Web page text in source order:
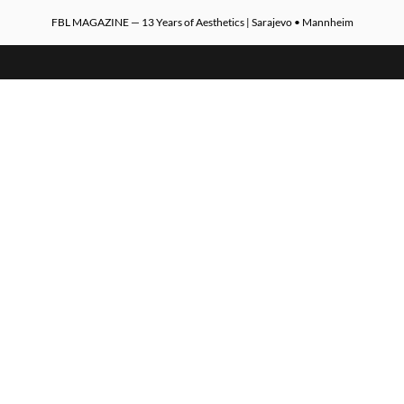
FBL MAGAZINE — 13 Years of Aesthetics | Sarajevo • Mannheim